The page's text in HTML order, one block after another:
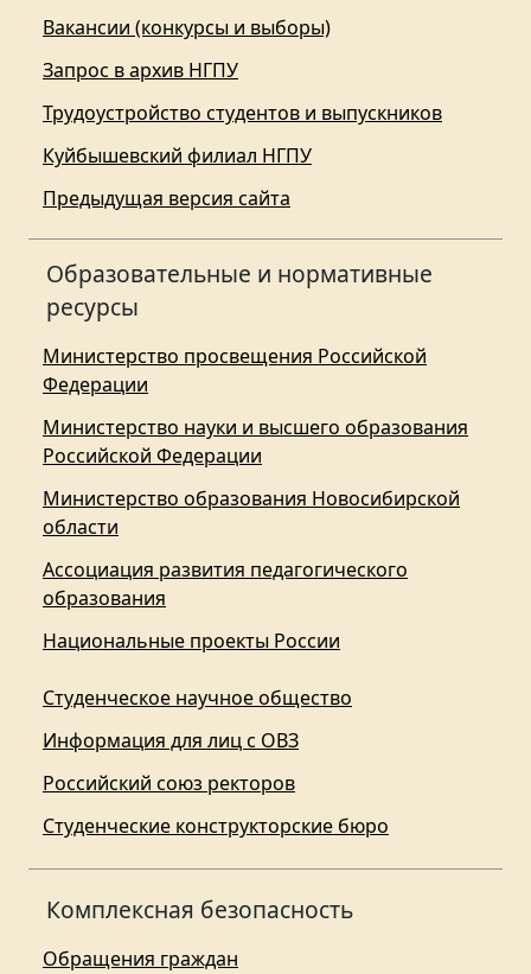
Вакансии (конкурсы и выборы)
Запрос в архив НГПУ
Трудоустройство студентов и выпускников
Куйбышевский филиал НГПУ
Предыдущая версия сайта
Образовательные и нормативные
ресурсы
Министерство просвещения Российской
Федерации
Министерство науки и высшего образования
Российской Федерации
Министерство образования Новосибирской
области
Ассоциация развития педагогического
образования
Национальные проекты России
Студенческое научное общество
Информация для лиц с ОВЗ
Российский союз ректоров
Студенческие конструкторские бюро
Комплексная безопасность
Обращения граждан